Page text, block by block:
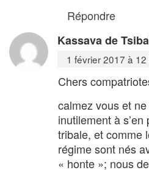
Répondre
Kassava de
1 février 2017 à
Chers
calmez vous et
inutilement à
tribale, et comme
régime sont nés
« honte »; nous